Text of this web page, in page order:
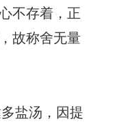
不存着，正
故称舍无量
盐汤，因提